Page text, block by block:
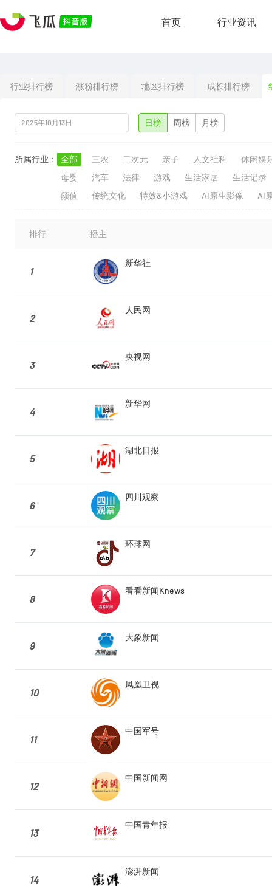
首页 行业资讯
行业排行榜 涨粉排行榜 地区排行榜 成长排行榜
日榜 周榜 月榜
所属行业： 全部 三农 二次元 亲子 人文社科
休闲娱
母婴
汽车 法律 游戏 生活家居
生活记录
颜值
传统文化 特效&小游戏 AI原生影像 AI
排行 播主
1
新华社
2
人民网
3
央视网
4
新华网
5
湖北日报
6
四川观察
7
环球网
8
看看新闻Knews
9
大象新闻
10
凤凰卫视
11
中国军号
12
中国新闻网
13
中国青年报
14
澎湃新闻